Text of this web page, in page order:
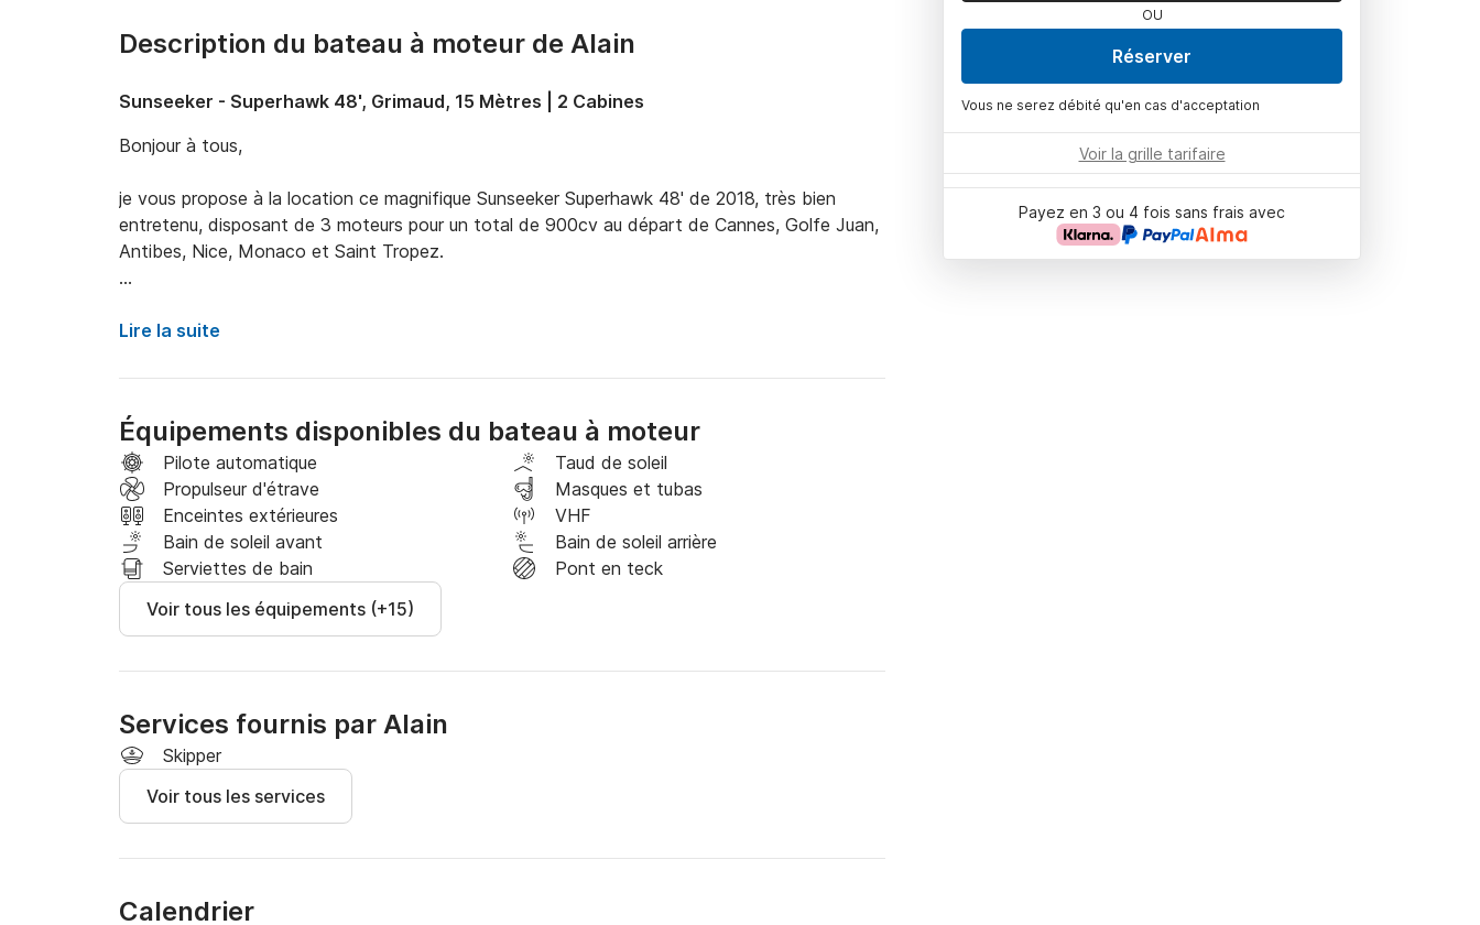
Description du bateau à moteur de Alain
Sunseeker - Superhawk 48', Grimaud, 15 Mètres | 2 Cabines
Bonjour à tous,
je vous propose à la location ce magnifique Sunseeker Superhawk 48' de 2018, très bien
entretenu, disposant de 3 moteurs pour un total de 900cv au départ de Cannes, Golfe Juan,
Antibes, Nice, Monaco et Saint Tropez.
Il est tout équipé et dispose d'un grand confort pour une sortie entre amis ou en famille qui
permettra d'admirer les merveilleuses côtes de la Méditerranée et profiter d'un véritable
sentiment de vacances.
Au départ de Saint Tropez, Port Grimaud ou Sainte Maxime, vous pourrez visiter la petite cité
lacustre de port Grimaud, petite Venise de la Baie de Saint Tropez, passer sous les ponts
avec le bateau.
Passer devant les fameuses villas de stars du Parc de Saint Tropez. La petite maison de
Brigitte Bardot, "La Madrague", la magnifique villa de Cristina Van Opel(GM owner) avec son
Port privé, les villas de Karl Lagerfeld(Chanel) et de Bernard Arnaud(LVMH, richest man in
the world), l'ancienne villa du Roi de Belgique).
et ses délicieux "sea bass in salt crust".
Pour ceux qui veulent naviguer plus loin, vers l'Ouest, possibilité d'aller , en 1h20mn, à Port
Cros et Porquerolles.
Ou bien vers l'Est, Cannes et les Iles de Lérins, pour déjeuner à "La Tonnelle" ou bien à "La
Lire la suite
Équipements disponibles du bateau à moteur
Pilote automatique
Taud de soleil
Propulseur d'étrave
Masques et tubas
Enceintes extérieures
VHF
Bain de soleil avant
Bain de soleil arrière
Serviettes de bain
Pont en teck
Voir tous les équipements (+15)
Services fournis par Alain
Skipper
Voir tous les services
Calendrier
OU
Réserver
Vous ne serez débité qu'en cas d'acceptation
Voir la grille tarifaire
Payez en 3 ou 4 fois sans frais avec